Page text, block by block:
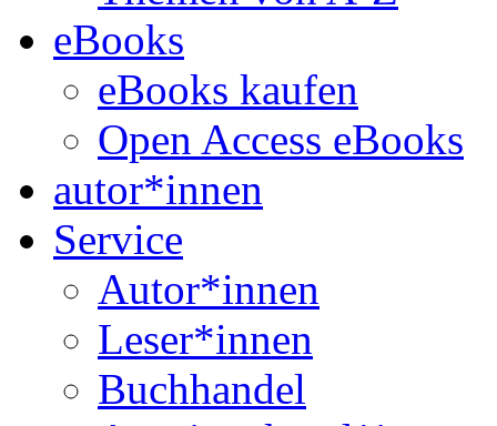
eBooks
eBooks kaufen
Open Access eBooks
autor*innen
Service
Autor*innen
Leser*innen
Buchhandel